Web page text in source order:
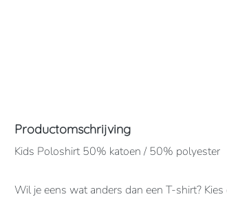
Productomschrijving
Kids Poloshirt 50% katoen / 50% polyester
Wil je eens wat anders dan een T-shirt?